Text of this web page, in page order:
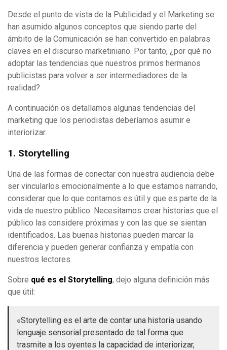
Desde el punto de vista de la Publicidad y el Marketing se
han asumido algunos conceptos que siendo parte del
ámbito de la Comunicación se han convertido en palabras
claves en el discurso marketiniano. Por tanto, ¿por qué no
adoptar las tendencias que nuestros primos hermanos
publicistas para volver a ser intermediadores de la
realidad?
A continuación os detallamos algunas tendencias del
marketing que los periodistas deberíamos asumir e
interiorizar.
1. Storytelling
Una de las formas de conectar con nuestra audiencia debe
ser vincularlos emocionalmente a lo que estamos narrando,
considerar que lo que contamos es útil y que es parte de la
vida de nuestro público. Necesitamos crear historias que el
público las considere próximas y con las que se sientan
identificados. Las buenas historias pueden marcar la
diferencia y pueden generar confianza y empatía con
nuestros lectores.
Sobre qué es el Storytelling, dejo alguna definición más
que útil:
«Storytelling es el arte de contar una historia usando
lenguaje sensorial presentado de tal forma que
trasmite a los oyentes la capacidad de interiorizar,